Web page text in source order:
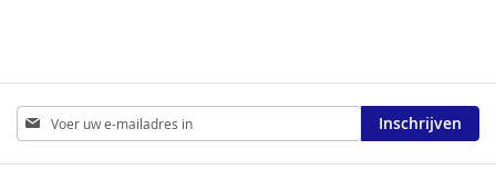
Abonneer
u
op
Inschrijven